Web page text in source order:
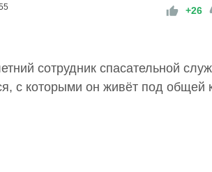
+26
сотрудник спасательной
с которыми он живёт под общей